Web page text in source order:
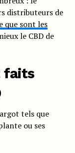
distributeurs de
que sont les
le CBD de
faits
tels que
ou ses